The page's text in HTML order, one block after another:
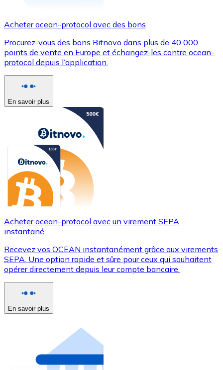
Acheter ocean-protocol avec des bons
Procurez-vous des bons Bitnovo dans plus de 40 000
points de vente en Europe et échangez-les contre ocean-
protocol depuis l’application.
En savoir plus
Acheter ocean-protocol avec un virement SEPA
instantané
Recevez vos OCEAN instantanément grâce aux virements
SEPA. Une option rapide et sûre pour ceux qui souhaitent
opérer directement depuis leur compte bancaire.
En savoir plus